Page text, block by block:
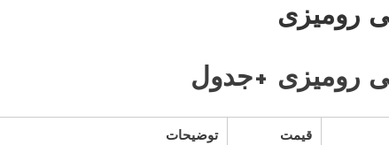
رومیزی
رومیزی +جدول
قیمت
توضیحات